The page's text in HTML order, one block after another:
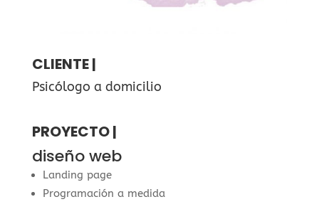
CLIENTE |
Psicólogo a domicilio
PROYECTO |
diseño web
Landing page
Programación a medida